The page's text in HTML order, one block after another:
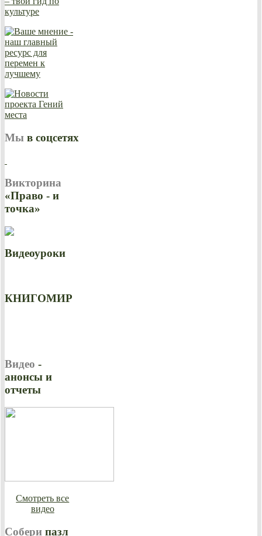
Мы в соцсетях
Викторина
«Право - и
точка»
Видеоуроки
КНИГОМИР
Видео -
анонсы и
отчеты
Смотреть все
видео
Собери пазл